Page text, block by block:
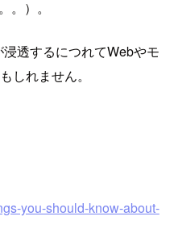
。）。
透するにつれてWebやモ
しれません。
you-should-know-about-